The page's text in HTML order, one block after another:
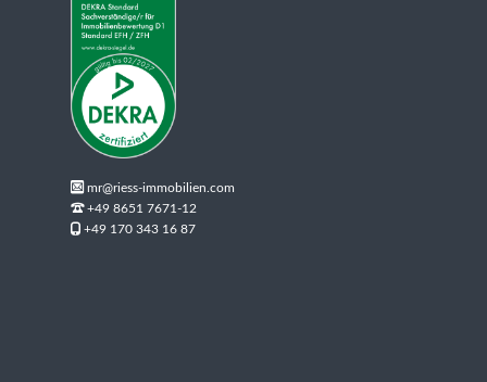
mr@riess-immobilien.com
+49 8651 7671-12
+49 170 343 16 87